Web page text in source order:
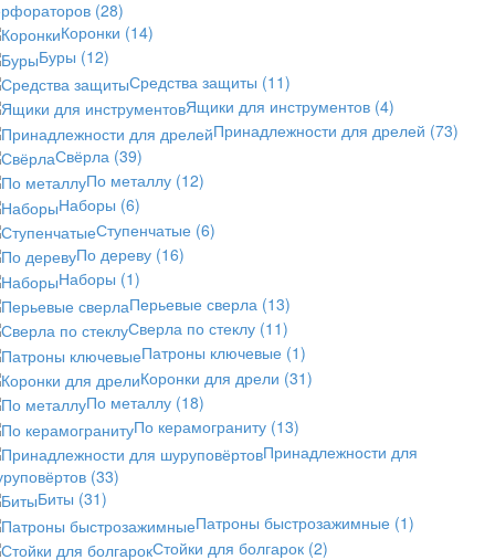
(28)
Коронки (14)
Буры (12)
Средства защиты (11)
Ящики для инструментов (4)
Принадлежности для дрелей (73)
Свёрла (39)
По металлу (12)
Наборы (6)
Ступенчатые (6)
По дереву (16)
Наборы (1)
Перьевые сверла (13)
Сверла по стеклу (11)
Патроны ключевые (1)
Коронки для дрели (31)
По металлу (18)
По керамограниту (13)
Принадлежности для
(33)
Биты (31)
Патроны быстрозажимные (1)
Стойки для болгарок (2)